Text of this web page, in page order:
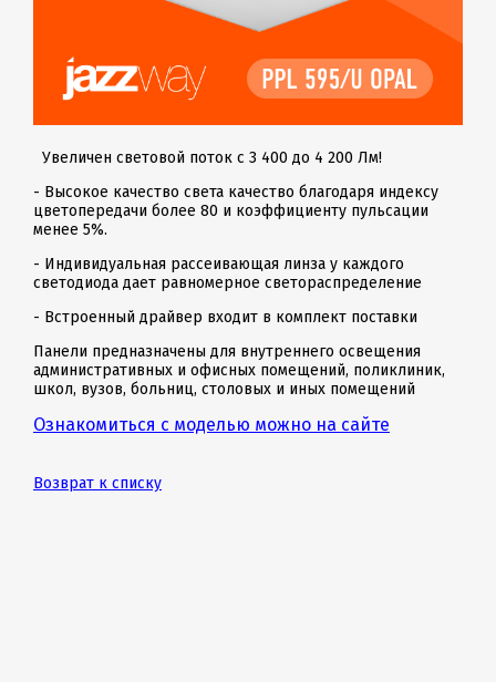
Увеличен световой поток с 3 400 до 4 200 Лм!
- Высокое качество света качество благодаря индексу
цветопередачи более 80 и коэффициенту пульсации
менее 5%.
- Индивидуальная рассеивающая линза у каждого
светодиода дает равномерное светораспределение
- Встроенный драйвер входит в комплект поставки
Панели предназначены для внутреннего освещения
административных и офисных помещений, поликлиник,
школ, вузов, больниц, столовых и иных помещений
Ознакомиться с моделью можно на сайте
Возврат к списку